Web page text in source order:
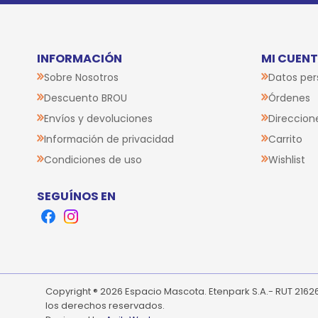
INFORMACIÓN
Sobre Nosotros
Descuento BROU
Envíos y devoluciones
Información de privacidad
Condiciones de uso
MI
Datos
Órdenes
Carrito
Wishlist
SEGUÍNOS EN
FacebookInstagram
Copyright ® 2026 Espacio Mascota. Etenpark S.A.- RUT
los derechos reservados.